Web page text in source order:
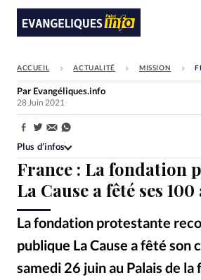
FAIRE UN DON
Faire un don
Eglises
Société
Bible
Toute l'actualité
Se connecter
ACCUEIL ACTUALITÉ MISSION
France : La fondation
La Cause a fêté ses 100
La fondation protestante
publique La Cause a fêté son
samedi 26 juin au Palais de la
Par Evangéliques.info
28 Juin 2021
Partager:
Plus d’infos